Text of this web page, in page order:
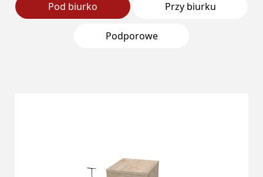
Pod biurko Przy biurku
Podporowe